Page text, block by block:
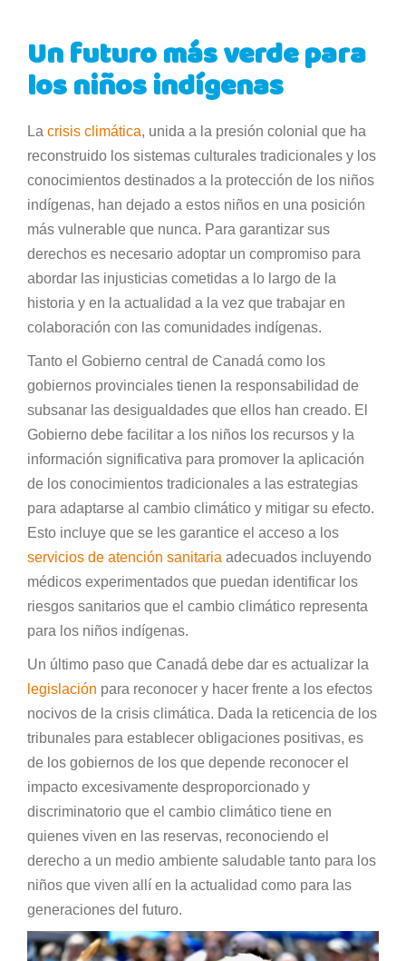
Un futuro más verde para
los niños indígenas
La crisis climática, unida a la presión colonial que ha
reconstruido los sistemas culturales tradicionales y los
conocimientos destinados a la protección de los niños
indígenas, han dejado a estos niños en una posición
más vulnerable que nunca. Para garantizar sus
derechos es necesario adoptar un compromiso para
abordar las injusticias cometidas a lo largo de la
historia y en la actualidad a la vez que trabajar en
colaboración con las comunidades indígenas.
Tanto el Gobierno central de Canadá como los
gobiernos provinciales tienen la responsabilidad de
subsanar las desigualdades que ellos han creado. El
Gobierno debe facilitar a los niños los recursos y la
información significativa para promover la aplicación
de los conocimientos tradicionales a las estrategias
para adaptarse al cambio climático y mitigar su efecto.
Esto incluye que se les garantice el acceso a los
servicios de atención sanitaria adecuados incluyendo
médicos experimentados que puedan identificar los
riesgos sanitarios que el cambio climático representa
para los niños indígenas.
Un último paso que Canadá debe dar es actualizar la
legislación para reconocer y hacer frente a los efectos
nocivos de la crisis climática. Dada la reticencia de los
tribunales para establecer obligaciones positivas, es
de los gobiernos de los que depende reconocer el
impacto excesivamente desproporcionado y
discriminatorio que el cambio climático tiene en
quienes viven en las reservas, reconociendo el
derecho a un medio ambiente saludable tanto para los
niños que viven allí en la actualidad como para las
generaciones del futuro.